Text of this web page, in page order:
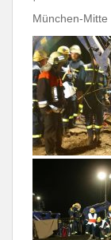
München-Mitte